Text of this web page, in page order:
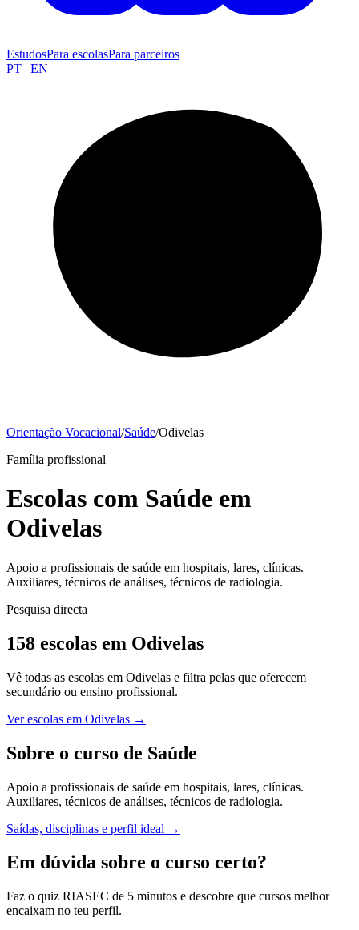
EstudosPara escolasPara parceiros
PT | EN
Orientação Vocacional/Saúde/Odivelas
Família profissional
Escolas com Saúde em
Odivelas
Apoio a profissionais de saúde em hospitais, lares, clínicas.
Auxiliares, técnicos de análises, técnicos de radiologia.
Pesquisa directa
158 escolas em Odivelas
Vê todas as escolas em Odivelas e filtra pelas que oferecem
secundário ou ensino profissional.
Ver escolas em Odivelas →
Sobre o curso de Saúde
Apoio a profissionais de saúde em hospitais, lares, clínicas.
Auxiliares, técnicos de análises, técnicos de radiologia.
Saídas, disciplinas e perfil ideal →
Em dúvida sobre o curso certo?
Faz o quiz RIASEC de 5 minutos e descobre que cursos melhor
encaixam no teu perfil.